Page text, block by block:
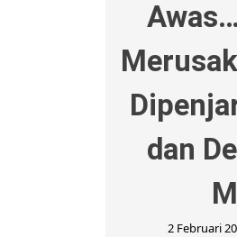
dan
2 Februari